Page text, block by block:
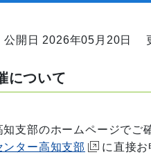
公開日 2026年05月20日
について
支部のホームページでご
ター高知支部 に直接お